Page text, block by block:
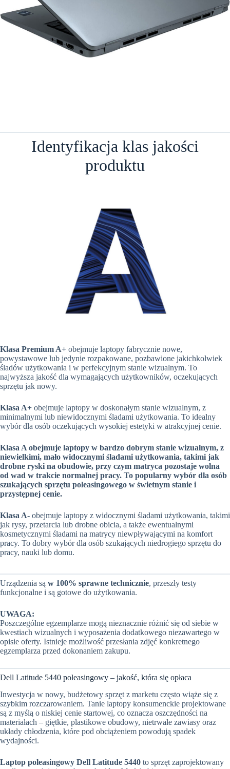
Identyfikacja klas jakości
produktu
Klasa Premium A+ obejmuje laptopy fabrycznie nowe,
powystawowe lub jedynie rozpakowane, pozbawione jakichkolwiek
śladów użytkowania i w perfekcyjnym stanie wizualnym. To
najwyższa jakość dla wymagających użytkowników, oczekujących
sprzętu jak nowy.
Klasa A+ obejmuje laptopy w doskonałym stanie wizualnym, z
minimalnymi lub niewidocznymi śladami użytkowania. To idealny
wybór dla osób oczekujących wysokiej estetyki w atrakcyjnej cenie.
Klasa A obejmuje laptopy w bardzo dobrym stanie wizualnym, z
niewielkimi, mało widocznymi śladami użytkowania, takimi jak
drobne ryski na obudowie, przy czym matryca pozostaje wolna
od wad w trakcie normalnej pracy. To popularny wybór dla osób
szukających sprzętu poleasingowego w świetnym stanie i
przystępnej cenie.
Klasa A- obejmuje laptopy z widocznymi śladami użytkowania, takimi
jak rysy, przetarcia lub drobne obicia, a także ewentualnymi
kosmetycznymi śladami na matrycy niewpływającymi na komfort
pracy. To dobry wybór dla osób szukających niedrogiego sprzętu do
pracy, nauki lub domu.
Urządzenia są w 100% sprawne technicznie, przeszły testy
funkcjonalne i są gotowe do użytkowania.
UWAGA:
Poszczególne egzemplarze mogą nieznacznie różnić się od siebie w
kwestiach wizualnych i wyposażenia dodatkowego niezawartego w
opisie oferty. Istnieje możliwość przesłania zdjęć konkretnego
egzemplarza przed dokonaniem zakupu.
Dell Latitude 5440 poleasingowy – jakość, która się opłaca
Inwestycja w nowy, budżetowy sprzęt z marketu często wiąże się z
szybkim rozczarowaniem. Tanie laptopy konsumenckie projektowane
są z myślą o niskiej cenie startowej, co oznacza oszczędności na
materiałach – giętkie, plastikowe obudowy, nietrwałe zawiasy oraz
układy chłodzenia, które pod obciążeniem powodują spadek
wydajności.
Laptop poleasingowy Dell Latitude 5440 to sprzęt zaprojektowany